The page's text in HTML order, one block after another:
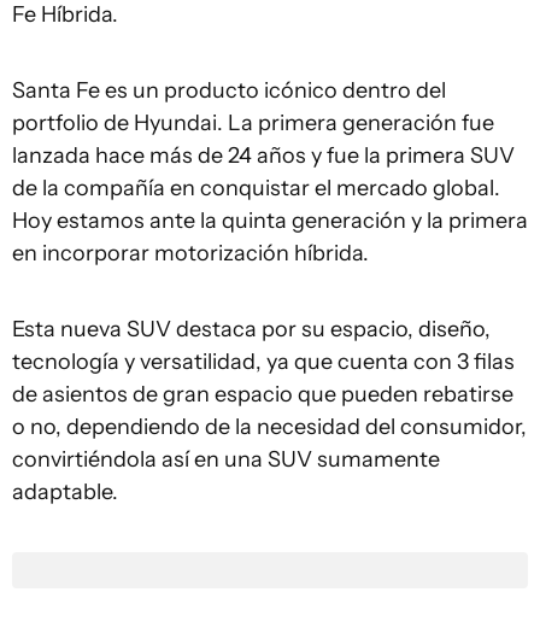
Fe Híbrida.
Santa Fe es un producto icónico dentro del
portfolio de Hyundai. La primera generación fue
lanzada hace más de 24 años y fue la primera SUV
de la compañía en conquistar el mercado global.
Hoy estamos ante la quinta generación y la primera
en incorporar motorización híbrida.
Esta nueva SUV destaca por su espacio, diseño,
tecnología y versatilidad, ya que cuenta con 3 filas
de asientos de gran espacio que pueden rebatirse
o no, dependiendo de la necesidad del consumidor,
convirtiéndola así en una SUV sumamente
adaptable.